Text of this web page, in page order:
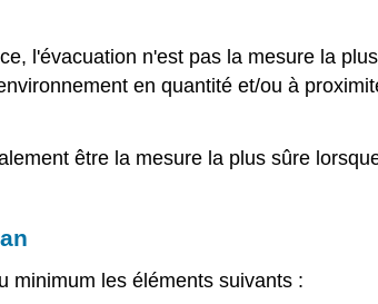
l'évacuation n'est pas la mesure la
en quantité et/ou à
être la mesure la plus sûre
minimum les éléments suivants :